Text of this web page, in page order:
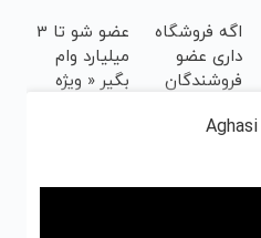
و خدماتت رو
بفروش
درآمد بیشتر،
آماده‌ای؟
اگه فروشگاه
داری عضو
فروشندگان
فروش رو بالا
عضو شو تا 3
میلیارد وام
بگیر « ویژه